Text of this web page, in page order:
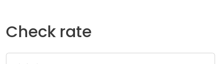
Check rate